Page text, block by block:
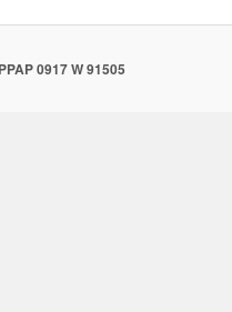
0917 W 91505